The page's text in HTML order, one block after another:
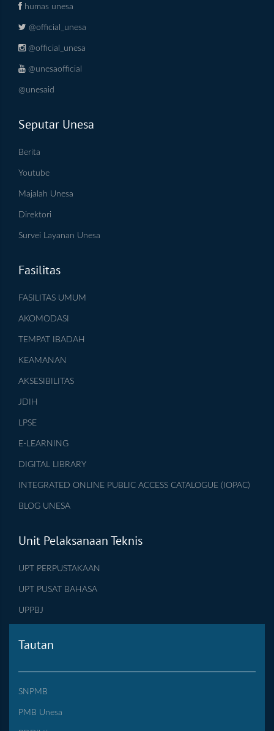
humas unesa
@official_unesa
@official_unesa
@unesaofficial
@unesaid
Seputar Unesa
Berita
Youtube
Majalah Unesa
Direktori
Survei Layanan Unesa
Fasilitas
FASILITAS UMUM
AKOMODASI
TEMPAT IBADAH
KEAMANAN
AKSESIBILITAS
JDIH
LPSE
E-LEARNING
DIGITAL LIBRARY
INTEGRATED ONLINE PUBLIC ACCESS CATALOGUE (IOPAC)
BLOG UNESA
Unit Pelaksanaan Teknis
UPT PERPUSTAKAAN
UPT PUSAT BAHASA
UPPBJ
Tautan
SNPMB
PMB Unesa